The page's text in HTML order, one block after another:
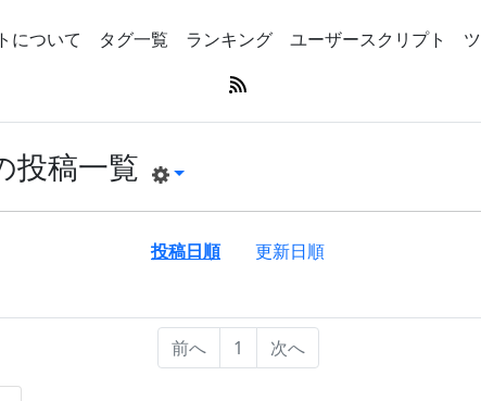
について タグ一覧 ランキング ユーザースクリプト
投稿一覧
投稿日順
更新日順
前へ 1 次へ